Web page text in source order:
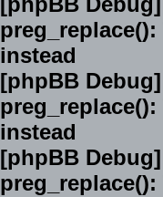
instead
[phpBB
instead
[phpBB